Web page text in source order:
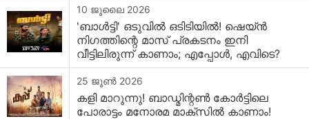
10 ജൂലൈ 2026
'ബാൾട്ടി' ഒടുവിൽ ഒടിടിയിൽ! ഷെയ്ൻ
നിഗത്തിന്റെ മാസ് പ്രകടനം ഇനി
വീട്ടിലിരുന്ന് കാണാം; എപ്പോൾ, എവിടെ?
25 ജൂൺ 2026
കളി മാറുന്നു! ബാഡ്മിന്റൺ കോർട്ടിലെ
പോരാട്ടം മനോരമ മാക്സിൽ കാണാം!